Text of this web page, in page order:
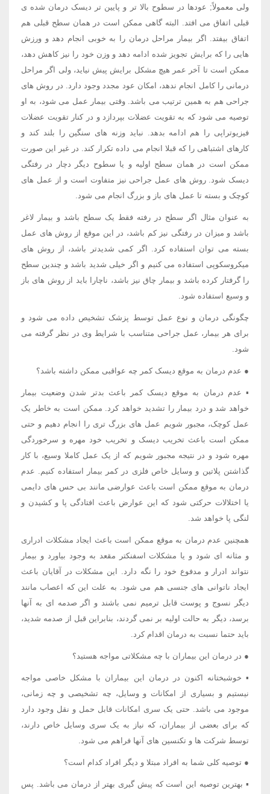
ولی معمولاً; عودها در سطوح بالا تر و پایین تر دیسک درمان شده ی
قبلی اتفاق می افتد. البته گاهی ممکن است در همان سطح قبلی هم
اتفاق بیفتد. اگر بیمار مراحل درمان را به خوبی انجام دهد و ورزش
هایی را که برایش تجویز شده ادامه دهد و وزن خود را نیز کاهش دهد،
ممکن است تا آخر عمر هیچ مشکل برایش پیش نیاید، ولی اگر مراحل
درمانی را کامل انجام ندهد، امکان عود مجدد وجود دارد. در روش های
جراحی هم به همین ترتیب می باشد. وقتی بیمار عمل می شود، به او
توصیه می شود که به تقویت عضلات بپردازد و در کنار تقویت عضلات
فیزیوتراپی را هم ادامه بدهد. نباید وزنه های سنگین را بلند کند و
کارهای اشتباهی را که قبلا انجام می داده تکرار کند. در غیر این صورت
ممکن است در همان سطح اولیه و یا سطوح دیگر دچار در رفتگی
دیسک شود. روش های عمل جراحی نیز متفاوت است و از عمل های
کوچک و بسته تا عمل های باز و بزرگ انجام می شود.
به عنوان مثال اگر سطح در رفته فقط یک سطح باشد و بیمار لاغر
باشد و میزان در رفتگی نیز کم باشد، در این موقع از روش های عمل
بسته می توان استفاده کرد. اگر کمی شدیدتر باشد، از روش های
میکروسکوپی استفاده می کنیم و اگر خیلی شدید باشد و چندین سطح
را گرفتار کرده باشد و بیمار چاق نیز باشد، ناچارا باید از روش های باز
و وسیع استفاده شود.
چگونگی درمان و نوع عمل توسط پزشک تشخیص داده می شود و
برای هر بیمار، عمل جراحی متناسب با شرایط وی در نظر گرفته می
شود.
● عدم درمان به موقع دیسک کمر چه عواقبی ممکن داشته باشد؟
▪ عدم درمان به موقع دیسک کمر باعث بدتر شدن وضعیت بیمار
خواهد شد و درد بیمار را تشدید خواهد کرد. ممکن است به خاطر یک
عمل کوچک، مجبور شویم عمل های بزرگ تری را انجام دهیم و حتی
ممکن است باعث تخریب دیسک و تخریب خود مهره و سرخوردگی
مهره شود و در نتیجه مجبور شویم که از یک عمل کاملا وسیع، با کار
گذاشتن پلاتین و وسایل خاص فلزی در کمر بیمار استفاده کنیم. عدم
درمان به موقع ممکن است باعث عوارضی مانند بی حس های دایمی
یا اختلالات حرکتی شود که این عوارض باعث افتادگی پا و کشیدن و
لنگی پا خواهد شد.
همچنین عدم درمان به موقع ممکن است باعث ایجاد مشکلات ادراری
و مثانه ای شود و یا مشکلات اسفنکتر مقعد به وجود بیاورد و بیمار
نتواند ادرار و مدفوع خود را نگه دارد. این مشکلات در آقایان باعث
ایجاد ناتوانی های جنسی هم می شود. به علت این که اعصاب مانند
دیگر نسوج و پوست قابل ترمیم نمی باشند و اگر صدمه ای به آنها
برسد، دیگر به حالت اولیه بر نمی گردند، بنابراین قبل از صدمه شدید،
باید حتما نسبت به درمان اقدام کرد.
● در درمان این بیماران با چه مشکلاتی مواجه هستید؟
▪ خوشبختانه اکنون در درمان این بیماران با مشکل خاصی مواجه
نیستیم و بسیاری از امکانات و وسایل، چه تشخیصی و چه زمانی،
موجود می باشد. حتی یک سری امکانات قابل حمل و نقل وجود دارد
که برای بعضی از بیماران، که نیاز به یک سری وسایل خاص دارند،
توسط شرکت ها و تکنسین های آنها فراهم می شود.
● توصیه کلی شما به افراد مبتلا و دیگر افراد کدام است؟
▪ بهترین توصیه این است که پیش گیری بهتر از درمان می باشد. پس